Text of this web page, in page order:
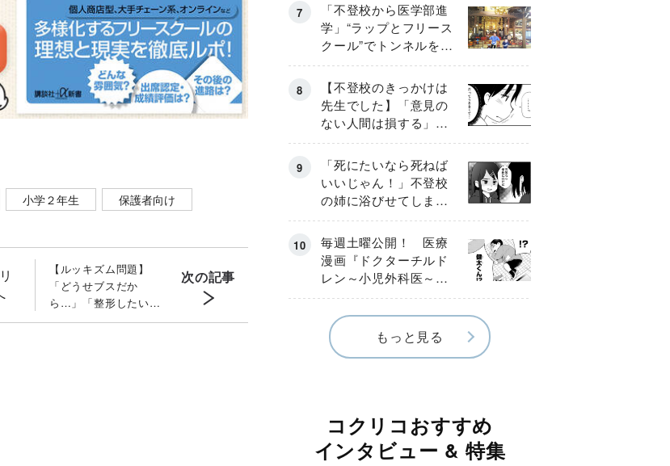
小学２年生 保護者向け
【ルッキズム問題】
「どうせブスだか
ら…」「整形したい」
と悩む我が子 親の答
次の記事
「不登校から医学部進
学」“ラップとフリース
クール”でトンネルを脱
して高校受験へ〔元野
球少年の実話〕
【不登校のきっかけは
先生でした】「意見の
ない人間は損する」担
任の一言が苦しみに…
《第１話》
「死にたいなら死ねば
いいじゃん！」不登校
の姉に浴びせてしまっ
た言葉【番外編・後
編】
毎週土曜公開！ 医療
漫画『ドクターチルド
レン～小児外科医～』
【Episode.４】
もっと見る
コクリコおすすめ
インタビュー & 特集